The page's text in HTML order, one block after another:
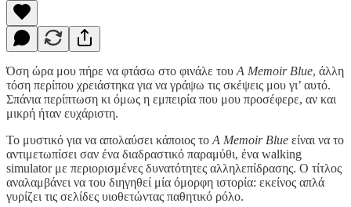
Όση ώρα μου πήρε να φτάσω στο φινάλε του A Memoir Blue, άλλη
τόση περίπου χρειάστηκα για να γράψω τις σκέψεις μου γι’ αυτό.
Σπάνια περίπτωση κι όμως η εμπειρία που μου προσέφερε, αν και
μικρή ήταν ευχάριστη.
Το μυστικό για να απολαύσει κάποιος το A Memoir Blue είναι να το
αντιμετωπίσει σαν ένα διαδραστικό παραμύθι, ένα walking
simulator με περιορισμένες δυνατότητες αλληλεπίδρασης. Ο τίτλος
αναλαμβάνει να του διηγηθεί μία όμορφη ιστορία: εκείνος απλά
γυρίζει τις σελίδες υιοθετώντας παθητικό ρόλο.